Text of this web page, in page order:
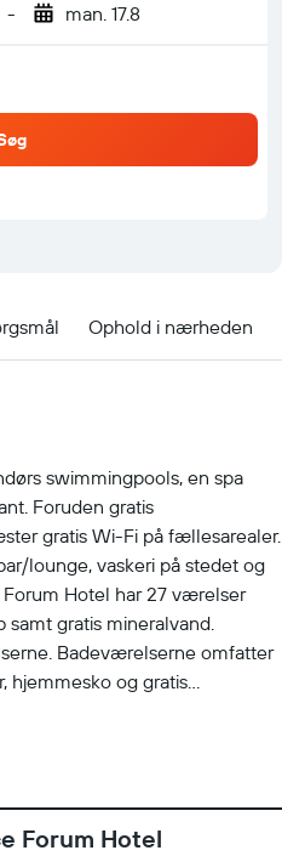
- man. 17.8
Ophold i nærheden
swimmingpools, en spa
Foruden gratis
gratis Wi-Fi på fællesarealer.
lounge, vaskeri på stedet og
Hotel har 27 værelser
gratis mineralvand.
Badeværelserne omfatter
hjemmesko og gratis
faciliteter kan nævnes
for gratis lokalopkald
på stedet.
Forum Hotel